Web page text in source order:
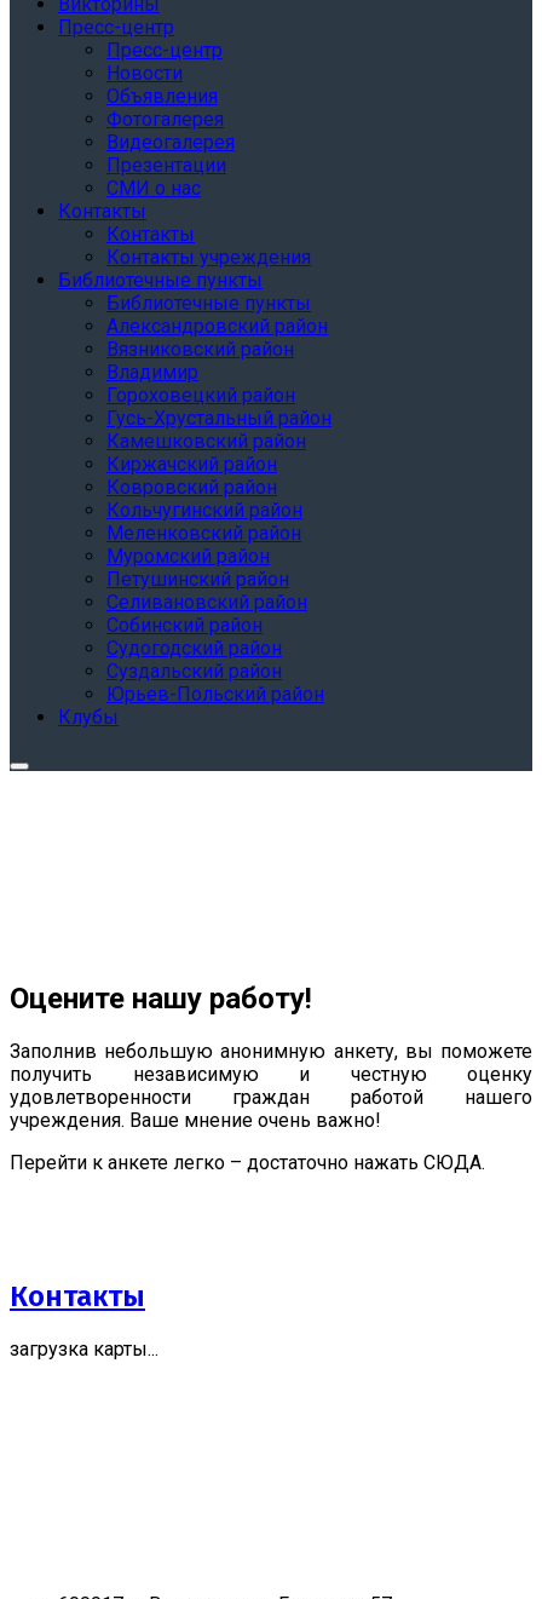
Викторины
Пресс-центр
Пресс-центр
Новости
Объявления
Фотогалерея
Видеогалерея
Презентации
СМИ о нас
Контакты
Контакты
Контакты учреждения
Библиотечные пункты
Библиотечные пункты
Александровский район
Вязниковский район
Владимир
Гороховецкий район
Гусь-Хрустальный район
Камешковский район
Киржачский район
Ковровский район
Кольчугинский район
Меленковский район
Муромский район
Петушинский район
Селивановский район
Собинский район
Судогодский район
Суздальский район
Юрьев-Польский район
Клубы
Оцените нашу работу!
Заполнив небольшую анонимную анкету, вы поможете
получить независимую и честную оценку
удовлетворенности граждан работой нашего
учреждения. Ваше мнение очень важно!
Перейти к анкете легко – достаточно нажать СЮДА.
Контакты
загрузка карты...